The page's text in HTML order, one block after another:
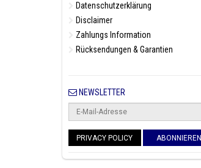
Datenschutzerklärung
Disclaimer
Zahlungs Information
Rücksendungen & Garantien
NEWSLETTER
PRIVACY POLICY ABONNIEREN